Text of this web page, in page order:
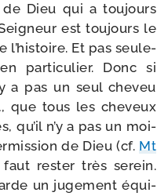
de Dieu qui a tou­jours
est tou­jours le
l’histoire. Et pas seule­
par­ti­cu­lier. Donc si
a pas un seul che­veu
que tous les che­veux
qu’il n’y a pas un moi­
de Dieu (cf. Mt
faut res­ter très serein.
un juge­ment équi­